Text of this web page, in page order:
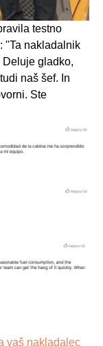
testno
"Ta nakladalnik
Deluje gladko,
naš šef. In
Ste
vaš nakladalec